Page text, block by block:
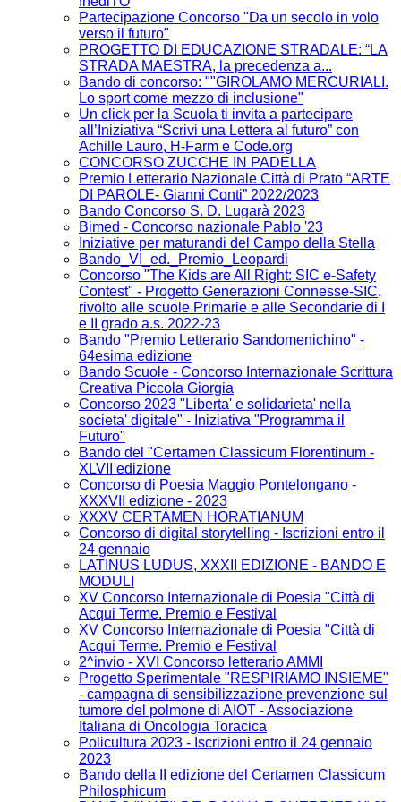
Partecipazione Concorso "Da un secolo in volo
verso il futuro"
PROGETTO DI EDUCAZIONE STRADALE: “LA
STRADA MAESTRA, la precedenza a...
Bando di concorso: ""GIROLAMO MERCURIALI.
Lo sport come mezzo di inclusione"
Un click per la Scuola ti invita a partecipare
all’Iniziativa “Scrivi una Lettera al futuro” con
Achille Lauro, H-Farm e Code.org
CONCORSO ZUCCHE IN PADELLA
Premio Letterario Nazionale Città di Prato “ARTE
DI PAROLE- Gianni Conti” 2022/2023
Bando Concorso S. D. Lugarà 2023
Bimed - Concorso nazionale Pablo '23
Iniziative per maturandi del Campo della Stella
Bando_VI_ed._Premio_Leopardi
Concorso "The Kids are All Right: SIC e-Safety
Contest" - Progetto Generazioni Connesse-SIC,
rivolto alle scuole Primarie e alle Secondarie di I
e II grado a.s. 2022-23
Bando "Premio Letterario Sandomenichino" -
64esima edizione
Bando Scuole - Concorso Internazionale Scrittura
Creativa Piccola Giorgia
Concorso 2023 "Liberta' e solidarieta' nella
societa' digitale" - Iniziativa "Programma il
Futuro"
Bando del "Certamen Classicum Florentinum -
XLVII edizione
Concorso di Poesia Maggio Pontelongano -
XXXVII edizione - 2023
XXXV CERTAMEN HORATIANUM
Concorso di digital storytelling - Iscrizioni entro il
24 gennaio
LATINUS LUDUS, XXXII EDIZIONE - BANDO E
MODULI
XV Concorso Internazionale di Poesia "Città di
Acqui Terme. Premio e Festival
XV Concorso Internazionale di Poesia "Città di
Acqui Terme. Premio e Festival
2^invio - XVI Concorso letterario AMMI
Progetto Sperimentale "RESPIRIAMO INSIEME"
- campagna di sensibilizzazione prevenzione sul
tumore del polmone di AIOT - Associazione
Italiana di Oncologia Toracica
Policultura 2023 - Iscrizioni entro il 24 gennaio
2023
Bando della II edizione del Certamen Classicum
Philosphicum